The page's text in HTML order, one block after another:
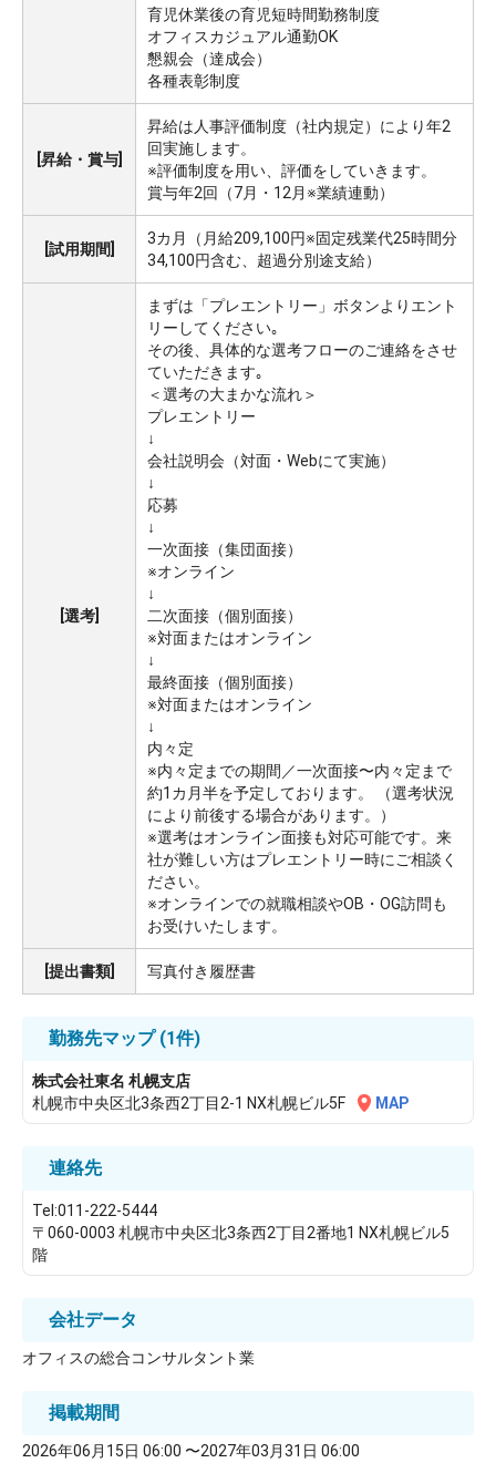
育児休業後の育児短時間勤務制度
オフィスカジュアル通勤OK
懇親会（達成会）
各種表彰制度
[昇給・賞与]
昇給は人事評価制度（社内規定）により年2
回実施します。
※評価制度を用い、評価をしていきます。
賞与年2回（7月・12月※業績連動）
[試用期間]
3カ月（月給209,100円※固定残業代25時間分
34,100円含む、超過分別途支給）
[選考]
まずは「プレエントリー」ボタンよりエント
リーしてください｡
その後、具体的な選考フローのご連絡をさせ
ていただきます｡
＜選考の大まかな流れ＞
プレエントリー
↓
会社説明会（対面・Webにて実施）
↓
応募
↓
一次面接（集団面接）
※オンライン
↓
二次面接（個別面接）
※対面またはオンライン
↓
最終面接（個別面接）
※対面またはオンライン
↓
内々定
※内々定までの期間／一次面接〜内々定まで
約1カ月半を予定しております。 （選考状況
により前後する場合があります。）
※選考はオンライン面接も対応可能です。来
社が難しい方はプレエントリー時にご相談く
ださい。
※オンラインでの就職相談やOB・OG訪問も
お受けいたします。
[提出書類] 写真付き履歴書
勤務先マップ (1件)
株式会社東名 札幌支店
札幌市中央区北3条西2丁目2-1 NX札幌ビル5F
MAP
連絡先
Tel:011-222-5444
〒060-0003 札幌市中央区北3条西2丁目2番地1 NX札幌ビル5
階
会社データ
オフィスの総合コンサルタント業
掲載期間
2026年06月15日 06:00 〜2027年03月31日 06:00